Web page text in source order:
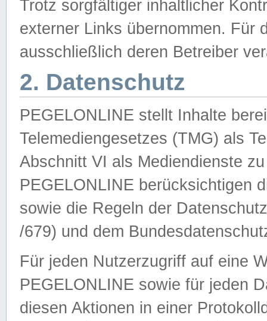
Trotz sorgfältiger inhaltlicher
externer Links übernommen. Für
ausschließlich deren Betreiber
2. Datenschutz
PEGELONLINE stellt Inhalte
Telemediengesetzes (TMG) als
Abschnitt VI als Mediendienste
PEGELONLINE berücksichtigen
sowie die Regeln der
/679) und dem
Für jeden Nutzerzugriff auf eine
PEGELONLINE sowie für jeden
diesen Aktionen in einer